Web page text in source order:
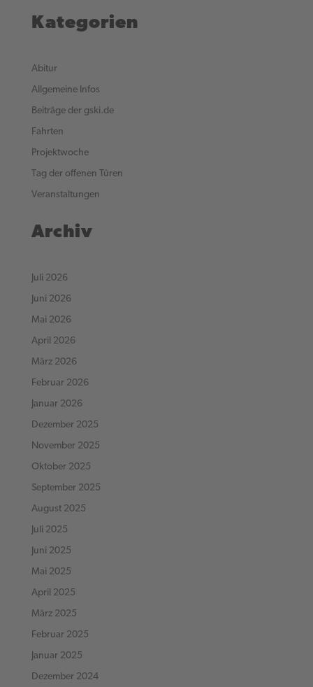
Kategorien
Abitur
Allgemeine Infos
Beiträge der gski.de
Fahrten
Projektwoche
Tag der offenen Türen
Veranstaltungen
Archiv
Juli 2026
Juni 2026
Mai 2026
April 2026
März 2026
Februar 2026
Januar 2026
Dezember 2025
November 2025
Oktober 2025
September 2025
August 2025
Juli 2025
Juni 2025
Mai 2025
April 2025
März 2025
Februar 2025
Januar 2025
Dezember 2024